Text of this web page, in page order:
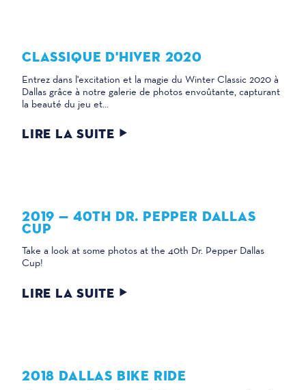
CLASSIQUE D'HIVER 2020
Entrez dans l'excitation et la magie du Winter Classic 2020 à
Dallas grâce à notre galerie de photos envoûtante, capturant
la beauté du jeu et...
LIRE LA SUITE
2019 — 40TH DR. PEPPER DALLAS
CUP
Take a look at some photos at the 40th Dr. Pepper Dallas
Cup!
LIRE LA SUITE
2018 DALLAS BIKE RIDE